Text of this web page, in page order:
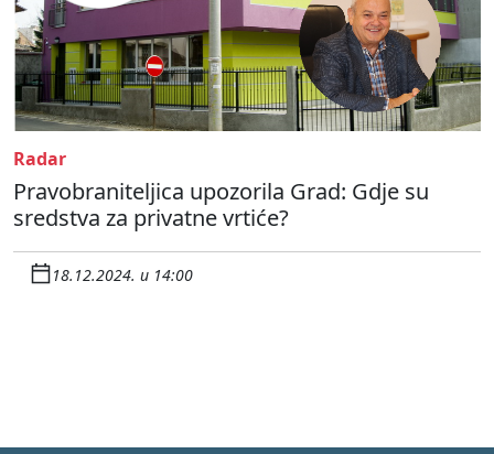
Radar
Pravobraniteljica upozorila Grad: Gdje su
sredstva za privatne vrtiće?
18.12.2024. u 14:00